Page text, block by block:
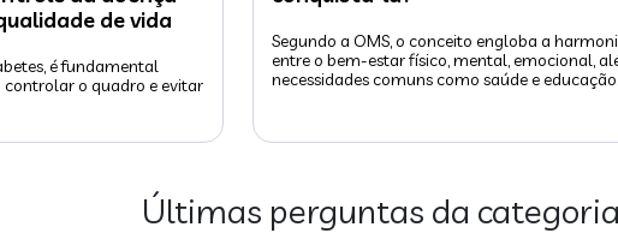
de vida
é fundamental
o quadro e evitar
Segundo a OMS, o conceito engloba a
entre o bem-estar físico, mental, emocional,
necessidades comuns como saúde e educação.
Últimas perguntas da categoria